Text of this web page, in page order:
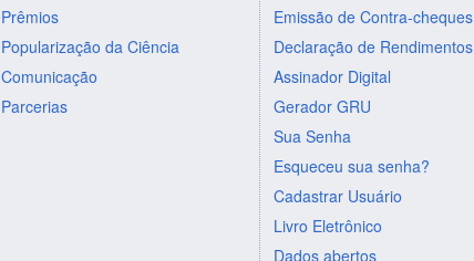
Prêmios
Popularização da Ciência
Comunicação
Parcerias
Emissão de Contra-cheques
Declaração de Rendimentos
Assinador Digital
Gerador GRU
Sua Senha
Esqueceu sua senha?
Cadastrar Usuário
Livro Eletrônico
Dados abertos